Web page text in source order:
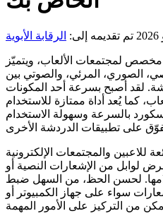
تم تقديمه إلى: الرقابة الأبوية
لمجتمعات الألعاب، ويتميّز
الصوري، المرئي، والصوتي بين
لقد أصبح بسرعة أحد المكونات
كما يُعد أداة ممتازة للاستخدام
بالسرعة وسهولة الاستخدام
للاعبين والمجتمعات الإلكترونية
لوابل من الإشعارات النصية أو
لحسن الحظ، من السهل ضبط
سواء على جهاز الكمبيوتر أو